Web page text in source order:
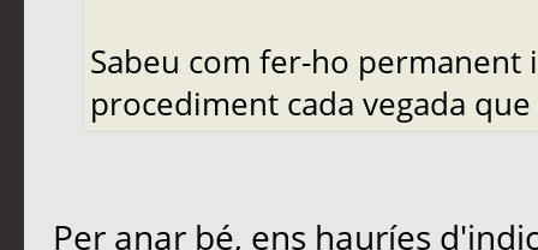
Sabeu com fer-ho
procediment cada vegada
Per anar bé, ens hauríes